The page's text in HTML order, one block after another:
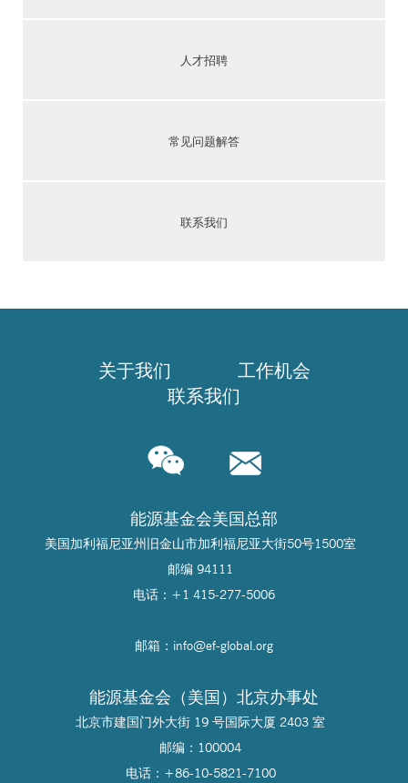
人才招聘
常见问题解答
联系我们
关于我们
工作机会
联系我们
能源基金会美国总部
美国加利福尼亚州旧金山市加利福尼亚大街50号1500室
邮编 94111
电话：+1 415-277-5006
邮箱：info@ef-global.org
能源基金会（美国）北京办事处
北京市建国门外大街 19 号国际大厦 2403 室
邮编：100004
电话：+86-10-5821-7100